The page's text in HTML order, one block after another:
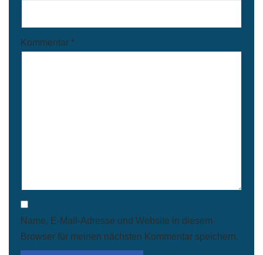
Kommentar *
Name, E-Mail-Adresse und Website in diesem
Browser für meinen nächsten Kommentar speichern.